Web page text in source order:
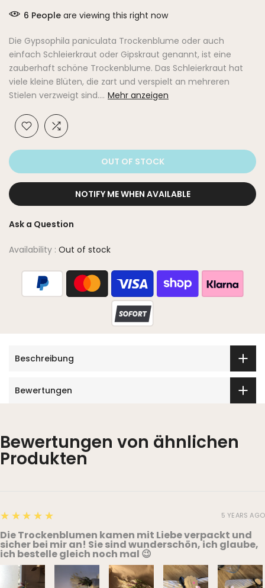
6 People are viewing this right now
Die Gypsophila paniculata Trockenblume oder auch
einfach Schleierkraut oder Gipskraut genannt, ist eine
zauberhaft schöne Trockenblume. Das Schleierkraut hat
viele kleine Blüten, die zart und verspielt an mehreren
Stielen verzweigt sind.... Mehr anzeigen
OUT OF STOCK
NOTIFY ME WHEN AVAILABLE
Ask a Question
Availability : Out of stock
Beschreibung
Bewertungen
Bewertungen von ähnlichen
Produkten
5
★★★★★
Die Trockenblumen kamen mit Liebe verpackt und
sicher bei mir an! Sie sind wunderschön, ich glaube,
ich bestelle gleich noch mal 😉
5 YEARS AGO